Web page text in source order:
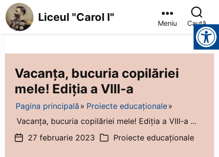
Liceul
I"
Liceul "Carol I" Meniu Caută
Instrumente pentru accesibilitate
Vacanța, bucuria copilăriei
mele! Ediția a VIII-a
Pagina principală
Proiecte educaționale
Vacanța, bucuria copilăriei mele! Ediția a VIII-a ...
Dată27 februarie 2023 Categorii
Proiecte educaționale